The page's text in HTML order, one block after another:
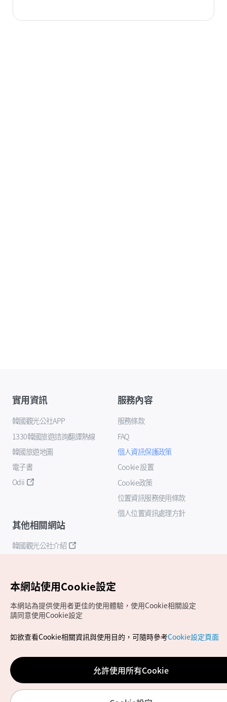
實用資訊
韓國觀光公社APP
1330韓國旅遊諮詢翻譯熱線
韓國旅遊地圖
電子書
Odii
服務內容
服務條款
FAQ
個人資訊保護政策
Cookie 設置
Cookie政策
位置資訊服務使用條款
個人位置資訊處理方針
其他相關網站
韓國觀光公社介紹
Copyrights (c) 韓國觀光公社版權所有
如有相關疑問或建議，歡迎來信至官方信箱
chinese_big5@knto.or.kr
本網站使用Cookie設定
本網站為提供使用者更佳的使用體驗，使用Cookie相關設定
請同意使用Cookie設定
如欲查看Cookie相關資訊與使用目的，可隨時參考Cookie設定頁面
允許使用所有Cookie